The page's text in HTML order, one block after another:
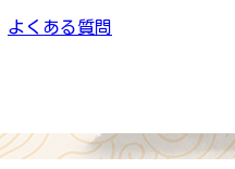
よくある質問